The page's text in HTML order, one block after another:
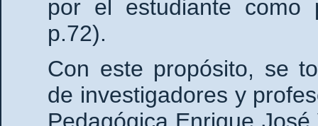
por el estudiante como
p.72).
Con este propósito, se
de investigadores y
Pedagógica Enrique